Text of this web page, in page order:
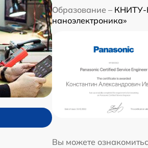
Образование – КНИТУ-
наноэлектроника»
Вы можете